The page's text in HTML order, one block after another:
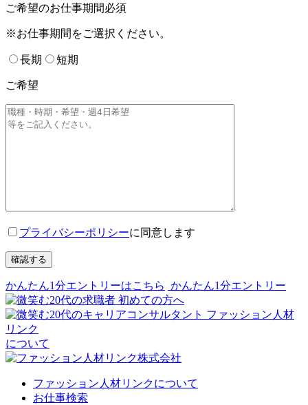
ご希望のお仕事期間必須
※お仕事期間をご選択ください。
長期 短期
ご希望
プライバシーポリシーに同意します
確認する
かんたん1分エントリーはこちら かんたん1分エントリー
初めての方へ
ファッション人材
リンク
について
ファッション人材リンクについて
お仕事検索